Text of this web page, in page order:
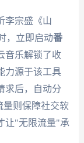
李宗盛《山
，立即启动番
音乐解锁了收
力源于该工具
求后，自动分
量则保障社交软
让"无限流量"承